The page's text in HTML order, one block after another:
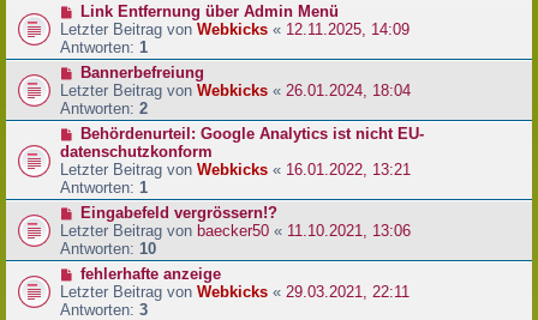
Link Entfernung über Admin Menü
Letzter Beitrag von Webkicks « 12.11.2025, 14:09
Antworten: 1
Bannerbefreiung
Letzter Beitrag von Webkicks « 26.01.2024, 18:04
Antworten: 2
Behördenurteil: Google Analytics ist nicht EU-
datenschutzkonform
Letzter Beitrag von Webkicks « 16.01.2022, 13:21
Antworten: 1
Eingabefeld vergrössern!?
Letzter Beitrag von baecker50 « 11.10.2021, 13:06
Antworten: 10
fehlerhafte anzeige
Letzter Beitrag von Webkicks « 29.03.2021, 22:11
Antworten: 3